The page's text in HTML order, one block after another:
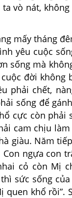
vò nát,
mấy tháng
yêu cuộc
sống mà
đời không
phải chết,
sống để
cực còn phải
cam chịu
giàu. Năm
ngựa con
cỏ còn Mị
sức sống
quen khổ rồi”.